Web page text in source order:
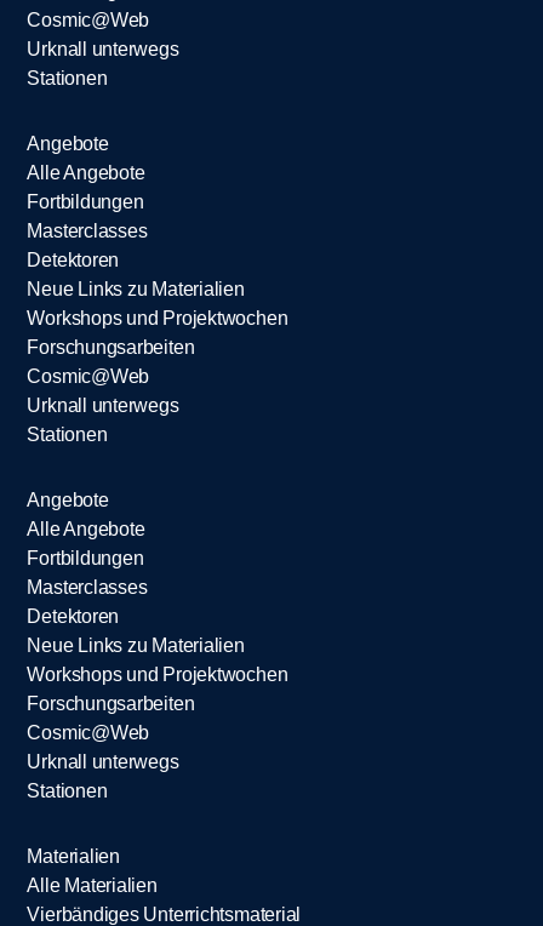
Cosmic@Web
Urknall unterwegs
Stationen
Angebote
Alle Angebote
Fortbildungen
Masterclasses
Detektoren
Neue Links zu Materialien
Workshops und Projektwochen
Forschungsarbeiten
Cosmic@Web
Urknall unterwegs
Stationen
Angebote
Alle Angebote
Fortbildungen
Masterclasses
Detektoren
Neue Links zu Materialien
Workshops und Projektwochen
Forschungsarbeiten
Cosmic@Web
Urknall unterwegs
Stationen
Materialien
Alle Materialien
Vierbändiges Unterrichtsmaterial